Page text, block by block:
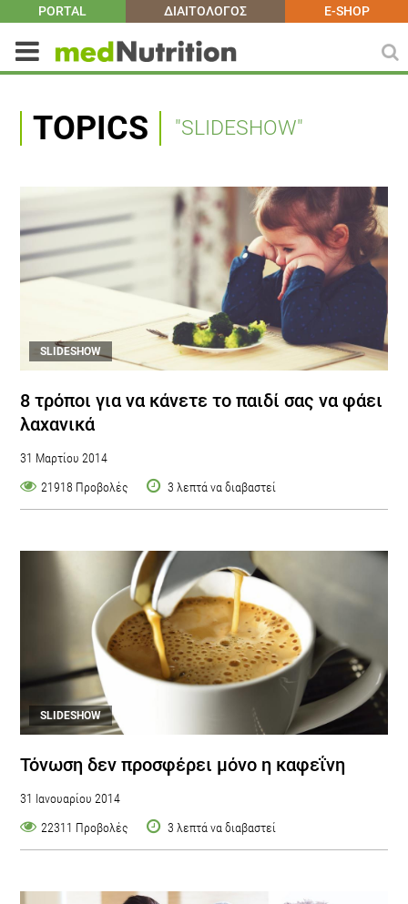
PORTAL ΔΙΑΙΤΟΛΟΓΟΣ E-SHOP
TOPICS "SLIDESHOW"
SLIDESHOW
8 τρόποι για να κάνετε το παιδί σας να φάει
λαχανικά
31 Μαρτίου 2014
21918 Προβολές
3 λεπτά να διαβαστεί
SLIDESHOW
Τόνωση δεν προσφέρει μόνο η καφεΐνη
31 Ιανουαρίου 2014
22311 Προβολές
3 λεπτά να διαβαστεί